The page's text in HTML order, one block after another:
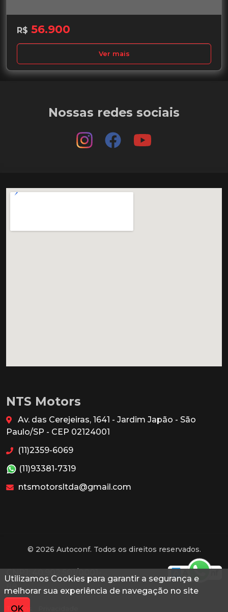
Utilizamos Cookies para garantir a segurança e
melhorar sua experiência de navegação no site
OK
R$ 56.900
Ver mais
Nossas redes sociais
NTS Motors
Av. das Cerejeiras, 1641 - Jardim Japão - São
Paulo/SP - CEP 02124001
(11)2359-6069
(11)93381-7319
ntsmotorsltda@gmail.com
© 2026 Autoconf. Todos os direitos reservados.
Termos